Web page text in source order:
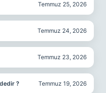
Temmuz 25, 2026
Temmuz 24, 2026
Temmuz 23, 2026
? Temmuz 19, 2026